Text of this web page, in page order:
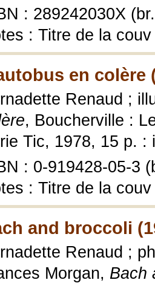
: 289242030X
: Titre de la couv
en colère
Renaud ;
, Boucherville :
Tic, 1978, 15 p.
: 0-919428-05-3
: Titre de la couv
and broccoli
Renaud ;
Morgan, Bach